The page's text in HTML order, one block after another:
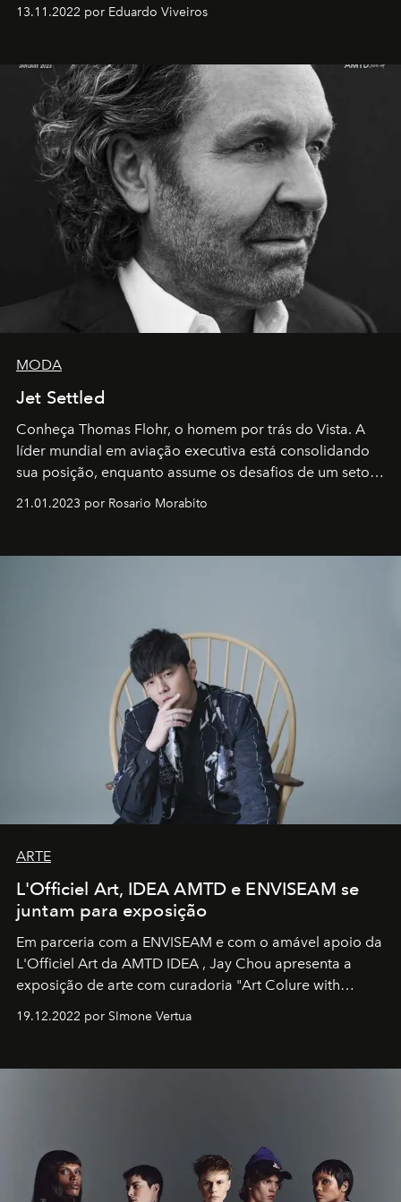
13.11.2022 por Eduardo Viveiros
MODA
Jet Settled
Conheça Thomas Flohr, o homem por trás do Vista. A
líder mundial em aviação executiva está consolidando
sua posição, enquanto assume os desafios de um setor
em rápida evolução e redefinindo o conceito de luxo
21.01.2023 por Rosario Morabito
ARTE
L'Officiel Art, IDEA AMTD e ENVISEAM se
juntam para exposição
Em parceria com a ENVISEAM e com o amável apoio da
L'Officiel Art da AMTD IDEA , Jay Chou apresenta a
exposição de arte com curadoria "Art Colure with
19.12.2022 por SImone Vertua